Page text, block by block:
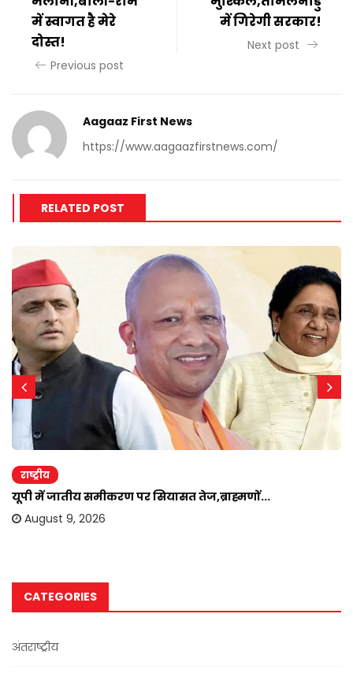
में स्वागत है मेरे
दोस्त!
Previous post
में गिरेगी सरकार!
Next post
Aagaaz First News
https://www.aagaazfirstnews.com/
RELATED POST
राष्ट्रीय
यूपी में जातीय समीकरण पर सियासत तेज,ब्राह्मणों...
August 9, 2026
CATEGORIES
अंतराष्ट्रीय